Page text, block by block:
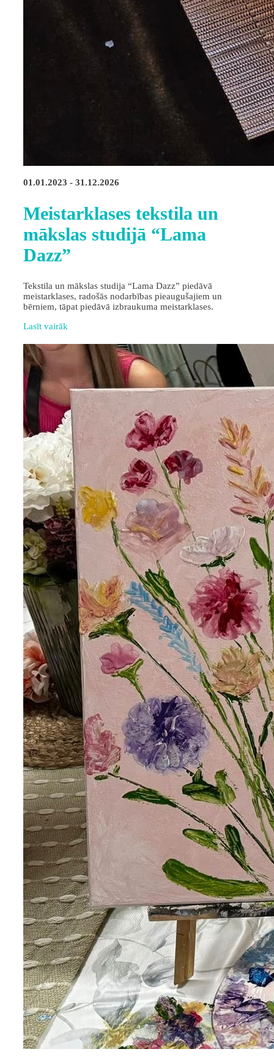
01.01.2023 - 31.12.2026
Meistarklases tekstila un
mākslas studijā “Lama
Dazz”
Tekstila un mākslas studija “Lama Dazz” piedāvā
meistarklases, radošās nodarbības pieaugušajiem un
bērniem, tāpat piedāvā izbraukuma meistarklases.
Lasīt vairāk